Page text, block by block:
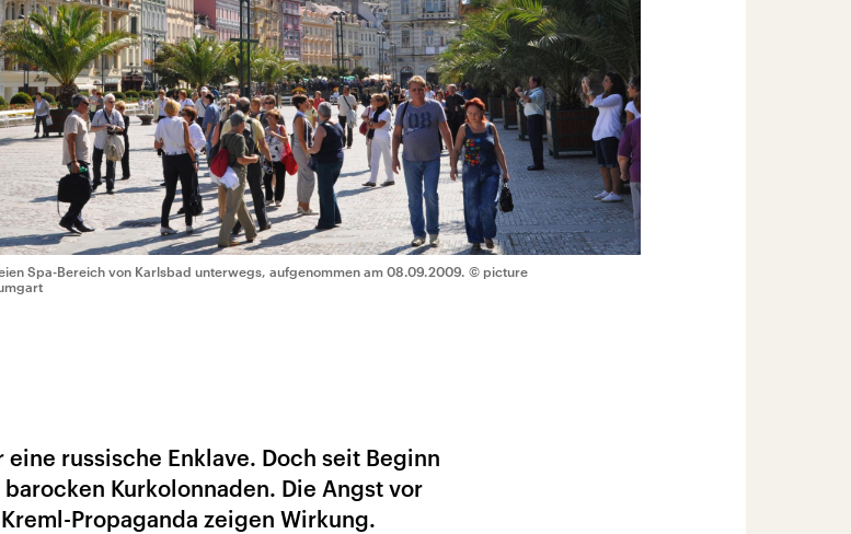
Spa-Bereich von Karlsbad unterwegs, aufgenommen am 08.09.2009. © picture
russische Enklave. Doch seit Beginn
Kurkolonnaden. Die Angst vor
Propaganda zeigen Wirkung.